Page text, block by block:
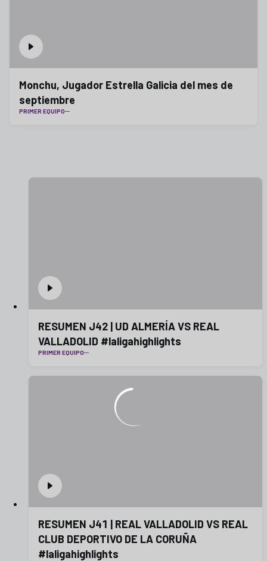
Monchu, Jugador Estrella Galicia del mes de
septiembre
PRIMER EQUIPO
RESUMEN J42 | UD ALMERÍA VS REAL
VALLADOLID #laligahighlights
PRIMER EQUIPO
RESUMEN J41 | REAL VALLADOLID VS REAL
CLUB DEPORTIVO DE LA CORUÑA
#laligahighlights